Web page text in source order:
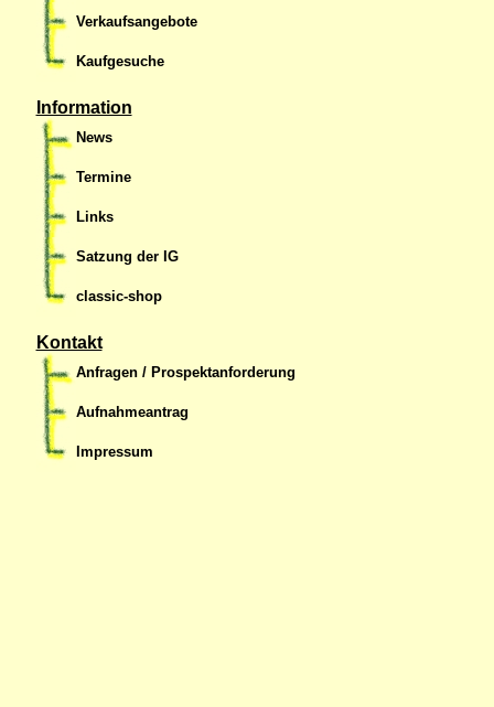
Verkaufsangebote
Kaufgesuche
Information
News
Termine
Links
Satzung der IG
classic-shop
Kontakt
Anfragen / Prospektanforderung
Aufnahmeantrag
Impressum